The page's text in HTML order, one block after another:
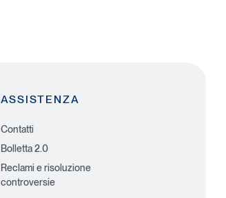
ASSISTENZA
Contatti
Bolletta 2.0
Reclami e risoluzione
controversie